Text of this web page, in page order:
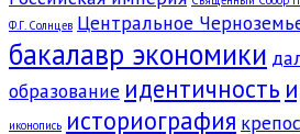
Ф.Г. Солнцев Центральное
бакалавр экономики
образование идентичность
иконопись историография